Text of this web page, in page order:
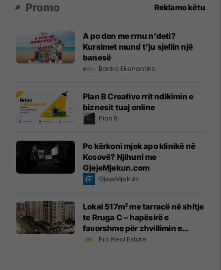
Promo Reklamo këtu
A po don me rrnu n’deti?
Kursimet mund t’ju sjellin një
banesë
Banka Ekonomike
Plan B Creative rrit ndikimin e
biznesit tuaj online
Plan B
Po kërkoni mjek apo klinikë në
Kosovë? Njihuni me
GjejeMjekun.com
GjejeMjekun
Lokal 517m² me tarracë në shitje
te Rruga C – hapësirë e
favorshme për zhvillimin e
biznesit #15796
Pro Real Estate